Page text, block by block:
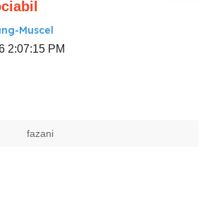
Muscel
2:07:15 PM
fazani